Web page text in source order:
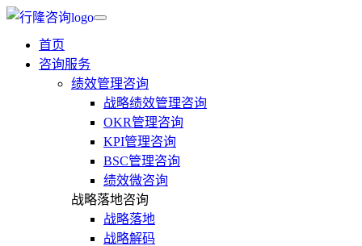
首页
咨询服务
绩效管理咨询
战略绩效管理咨询
OKR管理咨询
KPI管理咨询
BSC管理咨询
绩效微咨询
战略落地咨询
战略落地
战略解码